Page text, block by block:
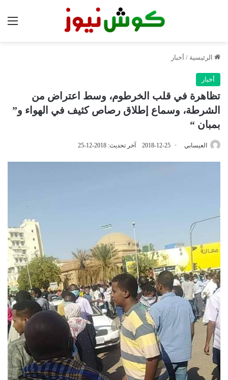
الرئيسية / أخبار
أخبار
تظاهرة في قلب الخرطوم، وسط اعتراض من
الشرطة، وسماع إطلاق رصاص كثيف في الهواء و”
بمبان “
العيسابي 2018-12-25 آخر تحديث: 2018-12-25